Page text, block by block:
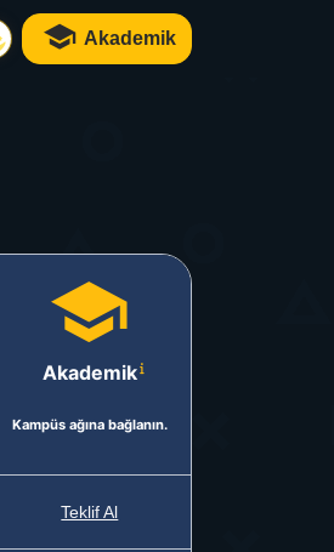
Akademik
Akademik
Kampüs ağına bağlanın.
Teklif Al